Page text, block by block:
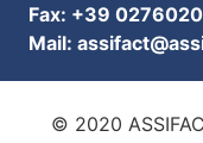
Fax: +39
Mail:
© 2020